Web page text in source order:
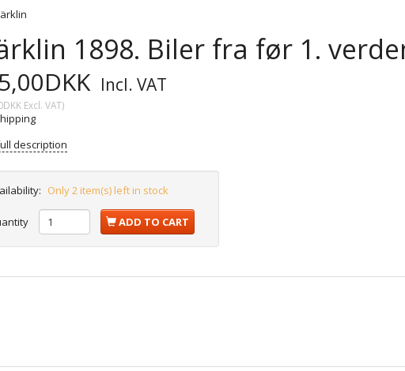
1898. Biler fra før 1.
Incl. VAT
Excl. VAT)
description
Only 2 item(s) left in stock
ADD TO CART